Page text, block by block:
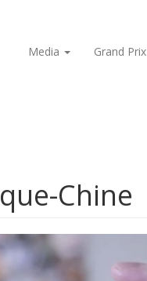
Media
Grand Prix
Chine